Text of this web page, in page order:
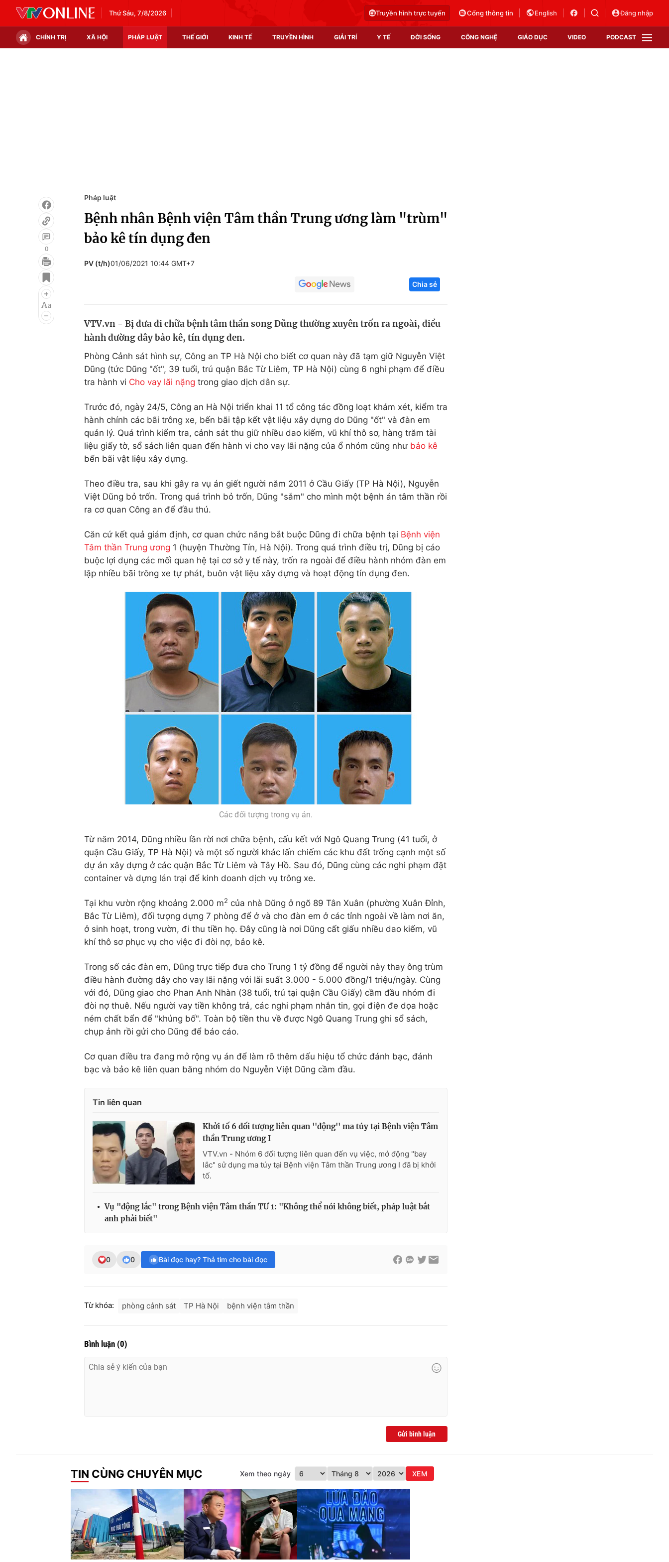
Thứ Sáu, 7/8/2026 Truyền hình trực tuyến Cổng thông tin English Đăng nhập
CHÍNH TRỊ XÃ HỘI PHÁP LUẬT THẾ GIỚI KINH TẾ TRUYỀN HÌNH GIẢI TRÍ Y TẾ ĐỜI SỐNG CÔNG NGHỆ GIÁO DỤC VIDEO PODCAST
Infographic
Điện ảnh
Âm nhạc
Chất lượng cuộc sống
Tuyển sinh
Hitech Công nghệ tương lai
Thị trường
0
Pháp luật
Bệnh nhân Bệnh viện Tâm thần Trung ương làm "trùm"
bảo kê tín dụng đen
PV (t/h)01/06/2021 10:44 GMT+7
Chia sẻ
VTV.vn - Bị đưa đi chữa bệnh tâm thần song Dũng thường xuyên trốn ra ngoài, điều
hành đường dây bảo kê, tín dụng đen.
Phòng Cảnh sát hình sự, Công an TP Hà Nội cho biết cơ quan này đã tạm giữ Nguyễn Việt
Dũng (tức Dũng "ốt", 39 tuổi, trú quận Bắc Từ Liêm, TP Hà Nội) cùng 6 nghi phạm để điều
tra hành vi Cho vay lãi nặng trong giao dịch dân sự.
Trước đó, ngày 24/5, Công an Hà Nội triển khai 11 tổ công tác đồng loạt khám xét, kiểm tra
hành chính các bãi trông xe, bến bãi tập kết vật liệu xây dựng do Dũng "ốt" và đàn em
quản lý. Quá trình kiểm tra, cảnh sát thu giữ nhiều dao kiếm, vũ khí thô sơ, hàng trăm tài
liệu giấy tờ, sổ sách liên quan đến hành vi cho vay lãi nặng của ổ nhóm cũng như bảo kê
bến bãi vật liệu xây dựng.
Theo điều tra, sau khi gây ra vụ án giết người năm 2011 ở Cầu Giấy (TP Hà Nội), Nguyễn
Việt Dũng bỏ trốn. Trong quá trình bỏ trốn, Dũng "sắm" cho mình một bệnh án tâm thần rồi
ra cơ quan Công an để đầu thú.
Căn cứ kết quả giám định, cơ quan chức năng bắt buộc Dũng đi chữa bệnh tại Bệnh viện
Tâm thần Trung ương 1 (huyện Thường Tín, Hà Nội). Trong quá trình điều trị, Dũng bị cáo
buộc lợi dụng các mối quan hệ tại cơ sở y tế này, trốn ra ngoài để điều hành nhóm đàn em
lập nhiều bãi trông xe tự phát, buôn vật liệu xây dựng và hoạt động tín dụng đen.
Các đối tượng trong vụ án.
Từ năm 2014, Dũng nhiều lần rời nơi chữa bệnh, cấu kết với Ngô Quang Trung (41 tuổi, ở
quận Cầu Giấy, TP Hà Nội) và một số người khác lấn chiếm các khu đất trống cạnh một số
dự án xây dựng ở các quận Bắc Từ Liêm và Tây Hồ. Sau đó, Dũng cùng các nghi phạm đặt
container và dựng lán trại để kinh doanh dịch vụ trông xe.
Tại khu vườn rộng khoảng 2.000 m2 của nhà Dũng ở ngõ 89 Tân Xuân (phường Xuân Đỉnh,
Bắc Từ Liêm), đối tượng dựng 7 phòng để ở và cho đàn em ở các tỉnh ngoài về làm nơi ăn,
ở sinh hoạt, trong vườn, đi thu tiền họ. Đây cũng là nơi Dũng cất giấu nhiều dao kiếm, vũ
khí thô sơ phục vụ cho việc đi đòi nợ, bảo kê.
Trong số các đàn em, Dũng trực tiếp đưa cho Trung 1 tỷ đồng để người này thay ông trùm
điều hành đường dây cho vay lãi nặng với lãi suất 3.000 - 5.000 đồng/1 triệu/ngày. Cùng
với đó, Dũng giao cho Phan Anh Nhàn (38 tuổi, trú tại quận Cầu Giấy) cầm đầu nhóm đi
đòi nợ thuê. Nếu người vay tiền không trả, các nghi phạm nhắn tin, gọi điện đe dọa hoặc
ném chất bẩn để "khủng bố". Toàn bộ tiền thu về được Ngô Quang Trung ghi sổ sách,
chụp ảnh rồi gửi cho Dũng để báo cáo.
Cơ quan điều tra đang mở rộng vụ án để làm rõ thêm dấu hiệu tổ chức đánh bạc, đánh
bạc và bảo kê liên quan băng nhóm do Nguyễn Việt Dũng cầm đầu.
Tin liên quan
Khởi tố 6 đối tượng liên quan ''động'' ma túy tại Bệnh viện Tâm
thần Trung ương I
VTV.vn - Nhóm 6 đối tượng liên quan đến vụ việc, mở động "bay
lắc" sử dụng ma túy tại Bệnh viện Tâm thần Trung ương I đã bị khởi
tố.
Vụ "động lắc" trong Bệnh viện Tâm thần TƯ 1: "Không thể nói không biết, pháp luật bắt
anh phải biết"
0 0 Bài đọc hay? Thả tim cho bài đọc
Từ khóa: phòng cảnh sát TP Hà Nội bệnh viện tâm thần
Bình luận (0)
Gửi bình luận
TIN CÙNG CHUYÊN MỤC Xem theo ngày XEM